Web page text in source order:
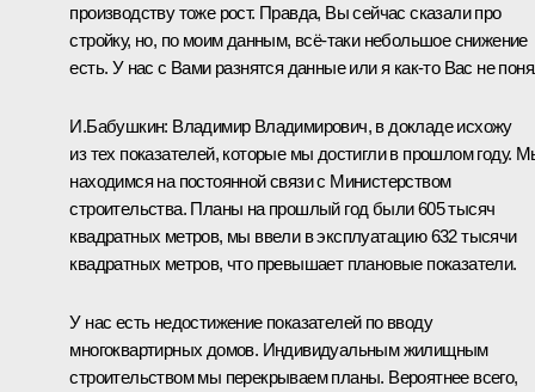
производству тоже рост. Правда, Вы сейчас сказали про
стройку, но, по моим данным, всё-таки небольшое снижение
есть. У нас с Вами разнятся данные или я как-то Вас не
И.Бабушкин: Владимир Владимирович, в докладе исхожу
из тех показателей, которые мы достигли в прошлом году.
находимся на постоянной связи с Министерством
строительства. Планы на прошлый год были 605 тысяч
квадратных метров, мы ввели в эксплуатацию 632 тысячи
квадратных метров, что превышает плановые показатели.
У нас есть недостижение показателей по вводу
многоквартирных домов. Индивидуальным жилищным
строительством мы перекрываем планы. Вероятнее всего,